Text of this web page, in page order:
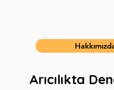
Arıcılıkta